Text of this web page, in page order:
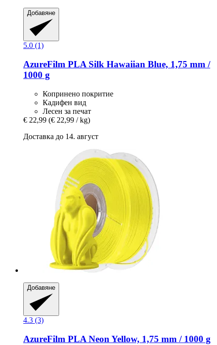
Добавяне
5.0 (1)
AzureFilm PLA Silk Hawaiian Blue, 1,75 mm /
1000 g
Копринено покритие
Кадифен вид
Лесен за печат
€ 22,99 (€ 22,99 / kg)
Доставка до 14. август
Добавяне
4.3 (3)
AzureFilm PLA Neon Yellow, 1,75 mm / 1000 g